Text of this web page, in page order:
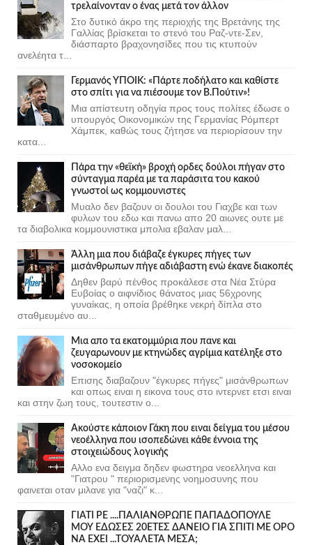
τρελαίνονταν ο ένας μετά τον άλλον
Στο δυτικό άκρο της περιοχής της Βρετάνης της
Γαλλίας βρίσκεται το στενό του Ραζ-ντε-Σεν,
διάσπαρτο βραχονησίδες που τις κτυπούν
ανελέητα τ...
Γερμανός ΥΠΟΙΚ: «Πάρτε ποδήλατο και καθίστε
στο σπίτι για να πιέσουμε τον Β.Πούτιν»!
Μια απίστευτη οδηγία προς τους πολίτες έδωσε ο
υπουργός Οικονομικών της Γερμανίας Ρόμπερτ
Χάμπεκ, καθώς τους ζήτησε να περιορίσουν την
κατα...
Πάρα την «θεϊκή» βροχή ορδες δούλοι πήγαν στο
σύνταγμα παρέα με τα παράσιτα του κακού
γνωστοί ως κομμουνιστες
Μυαλο δεν βαζουν οι δουλοι του Γιαχβε και των
φυλων του εδω και πανω απο 20 αιωνες ουτε με
τα διαβολικα κομμουνιστικα μπολια εβαλαν μαλ...
Άλλη μια που διάβαζε έγκυρες πήγες των
μισάνθρωπων πήγε αδιάβαστη ενώ έκανε διακοπές
Δηθεν βαρύ πένθος προκάλεσε στα Νέα Στύρα
Ευβοίας ο αιφνίδιος θάνατος μιας 56χρονης
γυναίκας, η οποία βρέθηκε νεκρή δίπλα στο
σταθμευμένο αυ...
Μια απο τα εκατομμύρια που πανε και
ζευγαρωνουν με κτηνώδες αγρίμια κατέληξε στο
νοσοκομείο
Επισης διαβαζουν "έγκυρες πήγες" μισάνθρωπων
και οπως ειναι η εικονα τους στο ιντερνετ ετσι ειναι
και στην ζωη τους, τουτεστιν ο...
Ακούστε κάποιον Γάκη που ειναι δείγμα του μέσου
νεοέλληνα που ισοπεδώνει κάθε έννοια της
στοιχειώδους λογικής
Αλλο ενα δειγμα δηδεν φωστηρα νεοελληνα και
"Γιατρου " περιορισμενης νοημοσυνης που
φαινεται οταν μιλανε για "ναζι" κ...
ΓΙΑΤΙ ΡΕ ....ΠΑΛΙΑΝΘΡΩΠΕ ΠΑΠΑΔΟΠΟΥΛΕ
ΜΟΥ ΕΔΩΣΕΣ 20ΕΤΕΣ ΔΑΝΕΙΟ ΓΙΑ ΣΠΙΤΙ ΜΕ ΟΡΟ
ΝΑ ΕΧΕΙ ...ΤΟΥΑΛΕΤΑ ΜΕΣΑ;